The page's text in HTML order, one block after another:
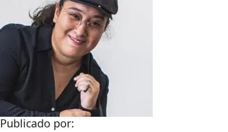
Publicado por: